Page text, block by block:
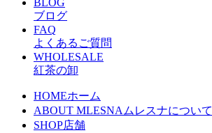
BLOG
ブログ
FAQ
よくあるご質問
WHOLESALE
紅茶の卸
HOMEホーム
ABOUT MLESNAムレスナについて
SHOP店舗